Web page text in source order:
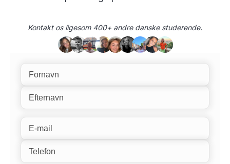
Kontakt os ligesom 400+ andre danske studerende.